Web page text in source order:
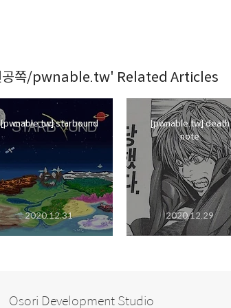
쪽/pwnable.tw' Related Articles
[pwnable.tw] starbound
2020.12.31
[pwnable.tw] death
note
2020.12.29
Osori Development Studio